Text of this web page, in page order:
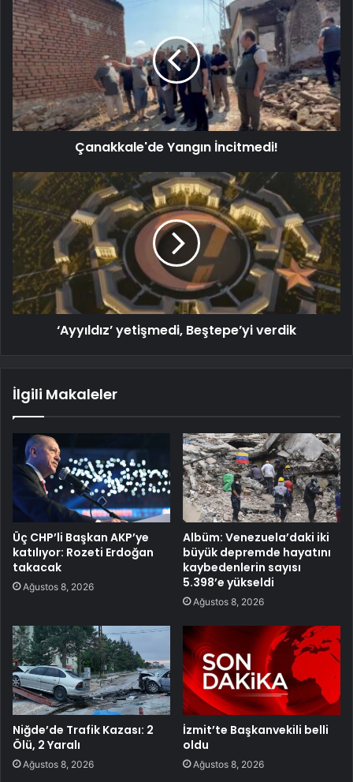
Çanakkale'de Yangın İncitmedi!
‘Ayyıldız’ yetişmedi, Beştepe’yi verdik
İlgili Makaleler
Üç CHP’li Başkan AKP’ye
katılıyor: Rozeti Erdoğan
takacak
Ağustos 8, 2026
Albüm: Venezuela’daki iki
büyük depremde hayatını
kaybedenlerin sayısı
5.398’e yükseldi
Ağustos 8, 2026
Niğde’de Trafik Kazası: 2
Ölü, 2 Yaralı
Ağustos 8, 2026
İzmit’te Başkanvekili belli
oldu
Ağustos 8, 2026